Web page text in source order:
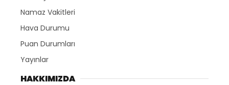
Namaz Vakitleri
Hava Durumu
Puan Durumları
Yayınlar
HAKKIMIZDA